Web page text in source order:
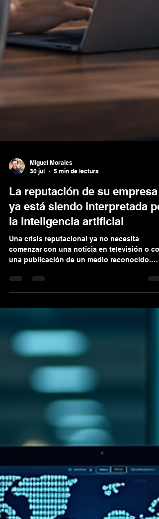
Miguel Morales
30 jul
5 min de lectura
La reputación de su empresa
ya está siendo interpretada
la inteligencia artificial
Una crisis reputacional ya no necesita
una publicación de un medio reconocido.
Puede iniciar con un video falso, una reseña
inteligencia artificial. La velocidad cambió.
capacidad para distinguir qué es verdadero y
qué fue generado artificialmente. Por eso, la